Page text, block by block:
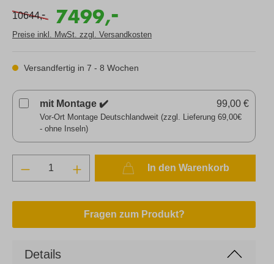
10644,- 7499,
-
Preise inkl. MwSt. zzgl. Versandkosten
Versandfertig in 7 - 8 Wochen
mit Montage ✔️
Vor-Ort Montage Deutschlandweit (zzgl. Lieferung 69,00€
- ohne Inseln)
99,00 €
In den Warenkorb
Fragen zum Produkt?
Details